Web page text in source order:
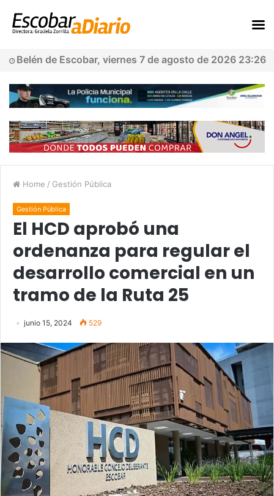
Belén de Escobar, viernes 7 de agosto de 2026 23:26
Home / Gestión Pública
Gestión Pública
El HCD aprobó una
ordenanza para regular el
desarrollo comercial en un
tramo de la Ruta 25
junio 15, 2024 529